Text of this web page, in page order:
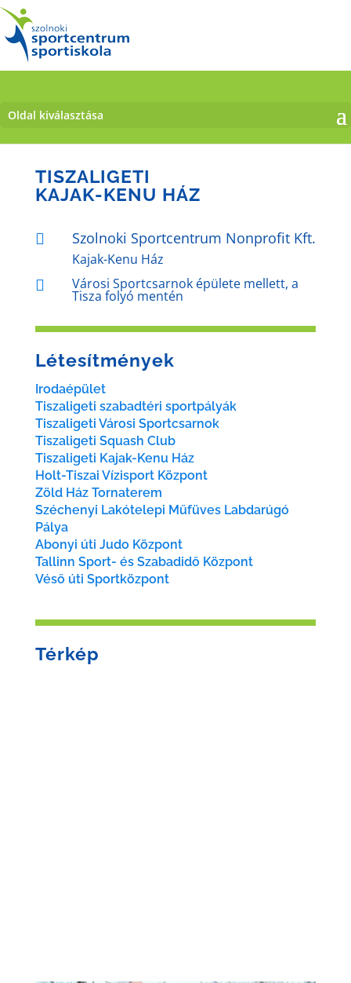
Oldal kiválasztása
TISZALIGETI
KAJAK-KENU HÁZ
 Szolnoki Sportcentrum Nonprofit Kft.
Kajak-Kenu Ház

Városi Sportcsarnok épülete mellett, a
Tisza folyó mentén
Létesítmények
Irodaépület
Tiszaligeti szabadtéri sportpályák
Tiszaligeti Városi Sportcsarnok
Tiszaligeti Squash Club
Tiszaligeti Kajak-Kenu Ház
Holt-Tiszai Vízisport Központ
Zöld Ház Tornaterem
Széchenyi Lakótelepi Műfüves Labdarúgó
Pálya
Abonyi úti Judo Központ
Tallinn Sport- és Szabadidő Központ
Véső úti Sportközpont
Térkép